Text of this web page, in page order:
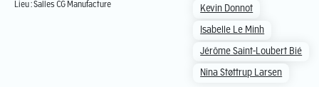
Lieu : Salles CG Manufacture Kevin Donnot
Isabelle Le Minh
Jérôme Saint-Loubert Bié
Nina Støttrup Larsen